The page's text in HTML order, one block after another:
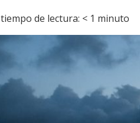
tiempo de lectura: < 1 minuto